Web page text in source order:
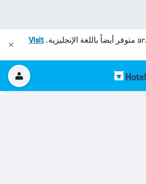
متوفر أيضاً باللغة الإنجليزية.Visit